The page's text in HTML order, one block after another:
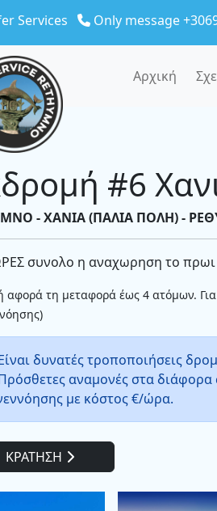
Services Only message
Αρχική
#6
- ΧΑΝΙΑ (ΠΑΛΙΑ ΠΟΛΗ) -
συνολο η αναχωρηση το
αφορά τη μεταφορά έως 4 ατόμων.
δυνατές τροποποιήσεις
αναμονές στα διάφορα
με κόστος €/ώρα.
ΚΡΑΤΗΣΗ